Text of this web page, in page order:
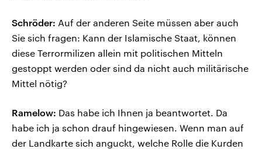
Schröder: Auf der anderen Seite müssen aber auch
Sie sich fragen: Kann der Islamische Staat, können
diese Terrormilizen allein mit politischen Mitteln
gestoppt werden oder sind da nicht auch militärische
Mittel nötig?
Ramelow: Das habe ich Ihnen ja beantwortet. Da
habe ich ja schon drauf hingewiesen. Wenn man auf
der Landkarte sich anguckt, welche Rolle die Kurden